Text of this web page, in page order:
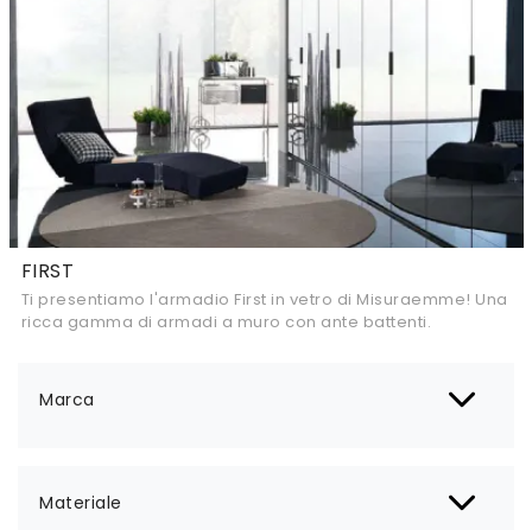
Marca
Materiale
FIRST
Ti presentiamo l'armadio First in vetro di Misuraemme! Una
ricca gamma di armadi a muro con ante battenti.